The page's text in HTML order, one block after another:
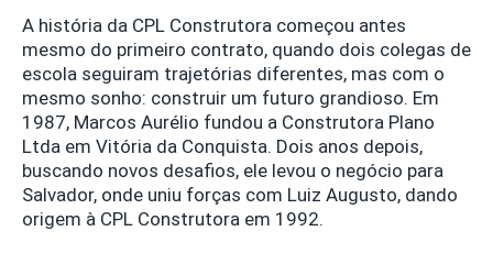
A história da CPL Construtora começou antes
mesmo do primeiro contrato, quando dois colegas de
escola seguiram trajetórias diferentes, mas com o
mesmo sonho: construir um futuro grandioso. Em
1987, Marcos Aurélio fundou a Construtora Plano
Ltda em Vitória da Conquista. Dois anos depois,
buscando novos desafios, ele levou o negócio para
Salvador, onde uniu forças com Luiz Augusto, dando
origem à CPL Construtora em 1992.